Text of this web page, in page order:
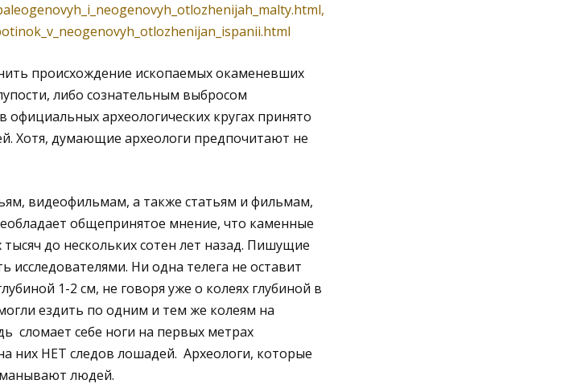
происхождение ископаемых окаменевших
либо сознательным выбросом
археологических кругах принято
Хотя, думающие археологи предпочитают не
видеофильмам, а также статьям и фильмам,
общепринятое мнение, что каменные
до нескольких сотен лет назад. Пишущие
исследователями. Ни одна телега не оставит
1-2 см, не говоря уже о колеях глубиной в
ездить по одним и тем же колеям на
сломает себе ноги на первых метрах
них НЕТ следов лошадей. Археологи, которые
людей.